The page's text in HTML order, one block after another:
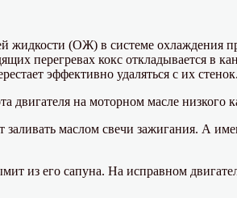
(ОЖ) в системе охлаждения
перегревах кокс откладывается в
эффективно удаляться с их стенок.
на моторном масле низкого
маслом свечи зажигания. А
из его сапуна. На исправном